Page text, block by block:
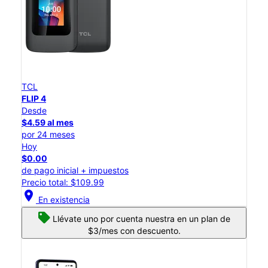
TCL
FLIP 4
Desde
$4.59 al mes
por 24 meses
Hoy
$0.00
de pago inicial + impuestos
Precio total: $109.99
location_on En existencia
Llévate uno por cuenta nuestra en un plan de
$3/mes con descuento.